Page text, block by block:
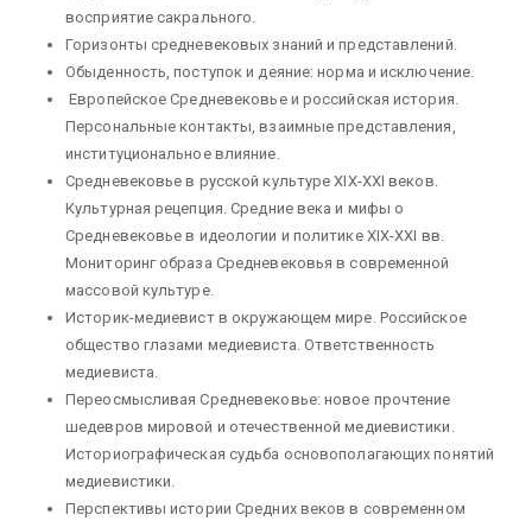
восприятие сакрального.
Горизонты средневековых знаний и представлений.
Обыденность, поступок и деяние: норма и исключение.
Европейское Средневековье и российская история.
Персональные контакты, взаимные представления,
институциональное влияние.
Средневековье в русской культуре XIX-XXI веков.
Культурная рецепция. Средние века и мифы о
Средневековье в идеологии и политике XIX-XXI вв.
Мониторинг образа Средневековья в современной
массовой культуре.
Историк-медиевист в окружающем мире. Российское
общество глазами медиевиста. Ответственность
медиевиста.
Переосмысливая Средневековье: новое прочтение
шедевров мировой и отечественной медиевистики.
Историографическая судьба основополагающих понятий
медиевистики.
Перспективы истории Средних веков в современном